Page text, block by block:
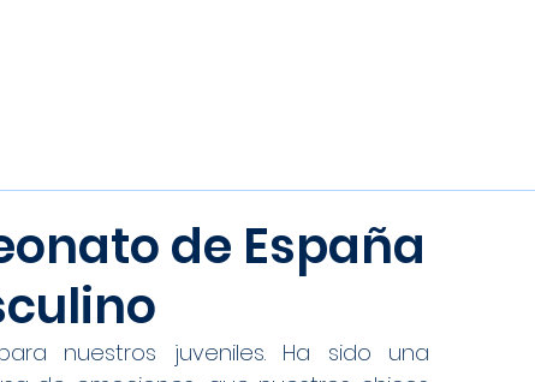
de España